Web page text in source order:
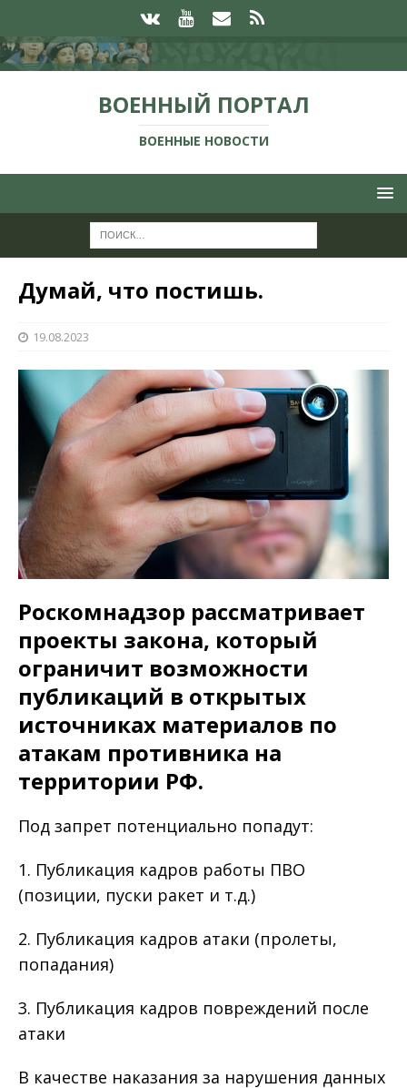
ВОЕННЫЙ ПОРТАЛ
ВОЕННЫЕ НОВОСТИ
Думай, что постишь.
19.08.2023
Роскомнадзор рассматривает
проекты закона, который
ограничит возможности
публикаций в открытых
источниках материалов по
атакам противника на
территории РФ.
Под запрет потенциально попадут:
1. Публикация кадров работы ПВО
(позиции, пуски ракет и т.д.)
2. Публикация кадров атаки (пролеты,
попадания)
3. Публикация кадров повреждений после
атаки
В качестве наказания за нарушения данных